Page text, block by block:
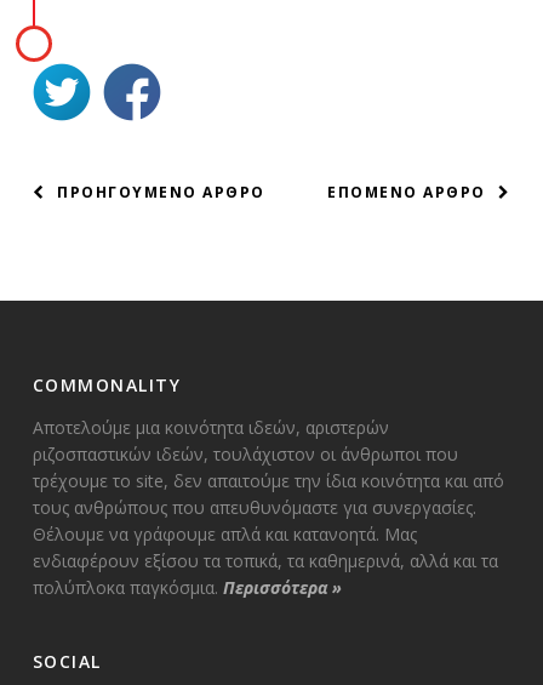
ΠΛΟΗΓΗΣΗ
ΕΠΟΜΕΝΟ ΑΡΘΡΟ
ΠΡΟΗΓΟΥΜΕΝΟ ΑΡΘΡΟ
COMMONALITY
Αποτελούμε μια κοινότητα ιδεών, αριστερών
ριζοσπαστικών ιδεών, τουλάχιστον οι άνθρωποι που
τρέχουμε το site, δεν απαιτούμε την ίδια κοινότητα και από
τους ανθρώπους που απευθυνόμαστε για συνεργασίες.
Θέλουμε να γράφουμε απλά και κατανοητά. Μας
ενδιαφέρουν εξίσου τα τοπικά, τα καθημερινά, αλλά και τα
πολύπλοκα παγκόσμια. Περισσότερα»
SOCIAL